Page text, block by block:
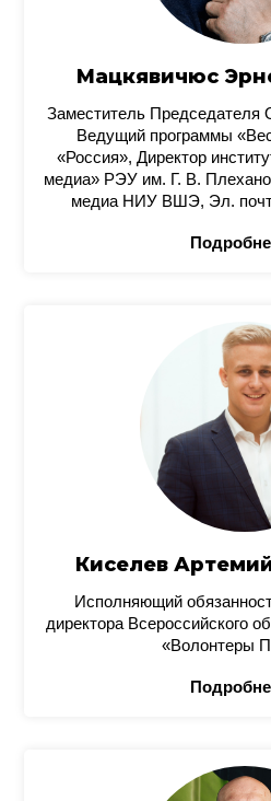
Мацкявичюс
Заместитель Председателя
Ведущий программы
«Россия», Директор
медиа» РЭУ им. Г. В.
медиа НИУ ВШЭ, Эл.
Киселев
Исполняющий
директора Всероссийского
«Волонтеры